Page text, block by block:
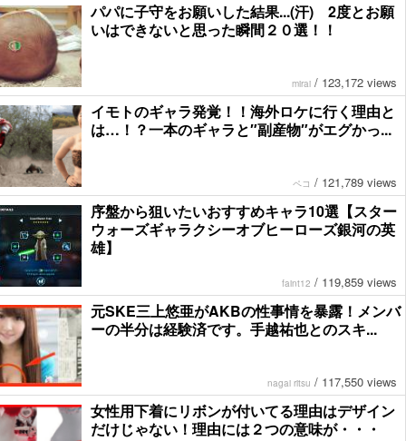
パパに子守をお願いした結果...(汗) 2度とお願
いはできないと思った瞬間２０選！！
mirai / 123,172 views
イモトのギャラ発覚！！海外ロケに行く理由と
は…！？一本のギャラと″副産物″がエグかっ...
ペコ / 121,789 views
序盤から狙いたいおすすめキャラ10選【スター
ウォーズギャラクシーオブヒーローズ銀河の英
雄】
faint12 / 119,859 views
元SKE三上悠亜がAKBの性事情を暴露！メンバ
ーの半分は経験済です。手越祐也とのスキ...
nagai ritsu / 117,550 views
女性用下着にリボンが付いてる理由はデザイン
だけじゃない！理由には２つの意味が・・・